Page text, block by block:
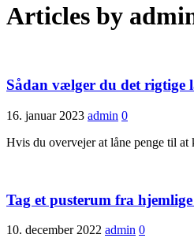
Articles by
Sådan vælger du det rigtige
16. januar 2023 admin 0
Hvis du overvejer at låne penge til
Tag et pusterum fra
10. december 2022 admin 0